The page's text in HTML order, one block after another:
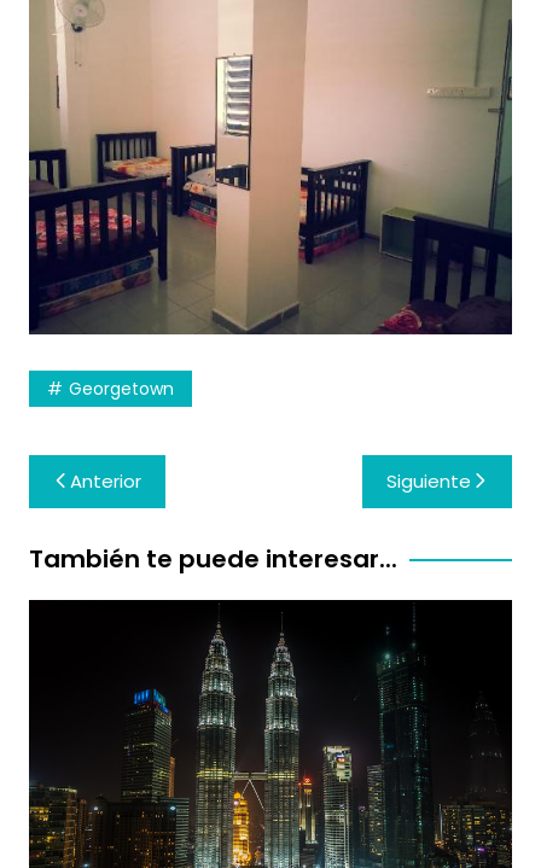
Georgetown
Navegación
de
entradas
Anterior Siguiente
También te puede interesar...